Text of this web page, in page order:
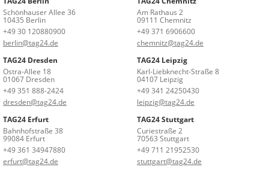
Schönhauser Allee 36
10435 Berlin
+49 30 120880900
berlin@tag24.de
Am Rathaus 2
09111 Chemnitz
+49 371 6906600
chemnitz@tag24.de
TAG24 Dresden
Ostra-Allee 18
01067 Dresden
+49 351 888-2424
dresden@tag24.de
TAG24 Leipzig
Karl-Liebknecht-Straße 8
04107 Leipzig
+49 341 24250430
leipzig@tag24.de
TAG24 Erfurt
Bahnhofstraße 38
99084 Erfurt
+49 361 34947880
erfurt@tag24.de
TAG24 Stuttgart
Curiestraße 2
70563 Stuttgart
+49 711 21952530
stuttgart@tag24.de